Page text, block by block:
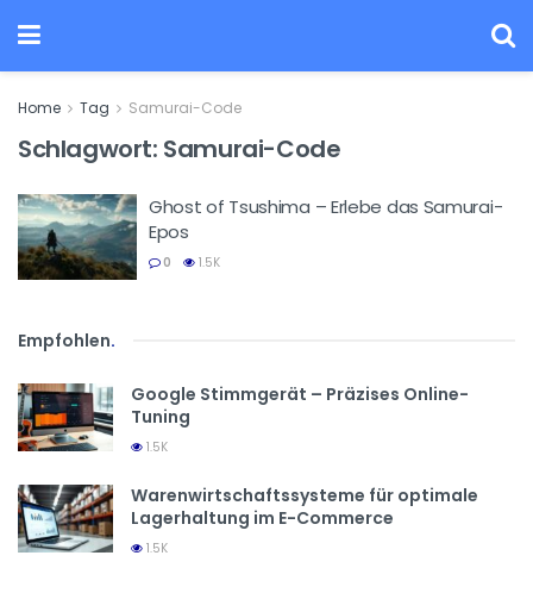
Home Tag Samurai-Code
Schlagwort: Samurai-Code
Ghost of Tsushima – Erlebe das Samurai-
Epos
0 1.5K
Empfohlen.
Google Stimmgerät – Präzises Online-
Tuning
1.5K
Warenwirtschaftssysteme für optimale
Lagerhaltung im E-Commerce
1.5K